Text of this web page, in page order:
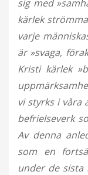
sig med
kärlek
varje
är »svaga,
Kristi kärlek
vi styrks i våra
befrielseverk
Av denna
som en
under de sista